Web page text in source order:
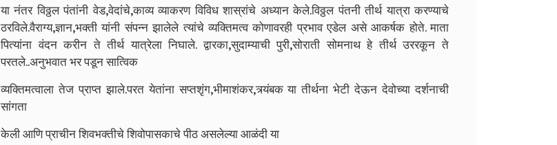
या नंतर विठ्ठल पंतांनी वेड,वेदांचे,काव्य व्याकरण विविध शास्रांचे अध्यान केले.विठ्ठल पंतनी तीर्थ यात्रा करण्याचे
ठरविले.वैराग्य,ज्ञान,भक्ती यांनी संपन्न झालेले त्यांचे व्यक्तिमत्व कोणावरही प्रभाव एडेल असे आकर्षक होते. माता
पित्यांना वंदन करीन ते तीर्थ यात्रेला निघाले. द्वारका,सुदाम्याची पुरी,सोराती सोमनाथ हे तीर्थ उररकून ते
परतले..अनुभवात भर पडून सात्विक
व्यक्तिमत्वाला तेज प्राप्त झाले.परत येतांना सप्तशृंग,भीमाशंकर,त्र्यंबक या तीर्थना भेटी देऊन देवोच्या दर्शनाची
सांगता
केली आणि प्राचीन शिवभक्तीचे शिवोपासकाचे पीठ असलेल्या आळंदी या